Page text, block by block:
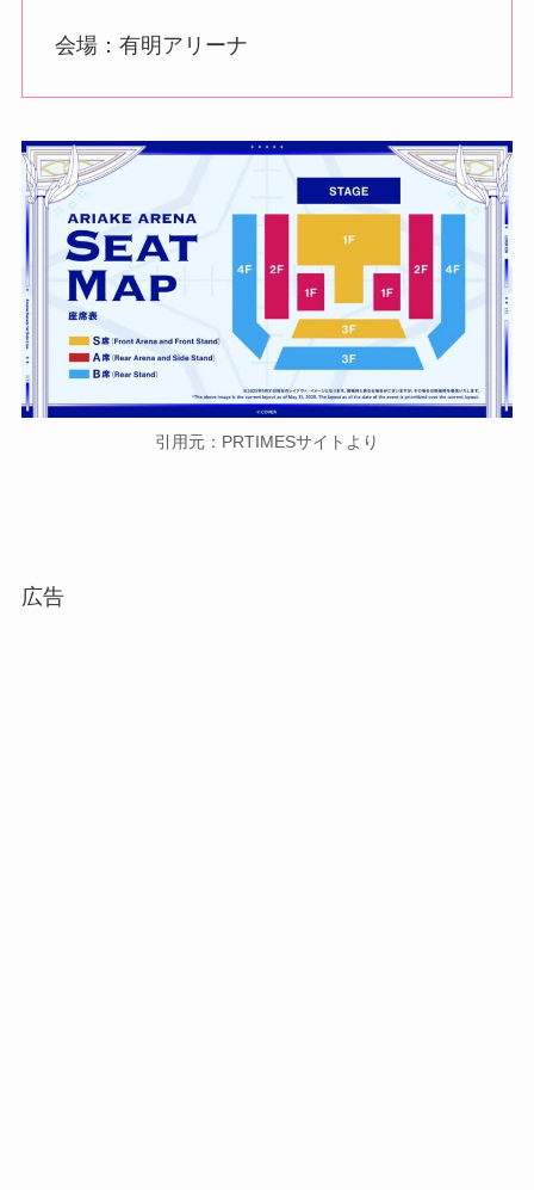
会場：有明アリーナ
引用元：PRTIMESサイトより
広告